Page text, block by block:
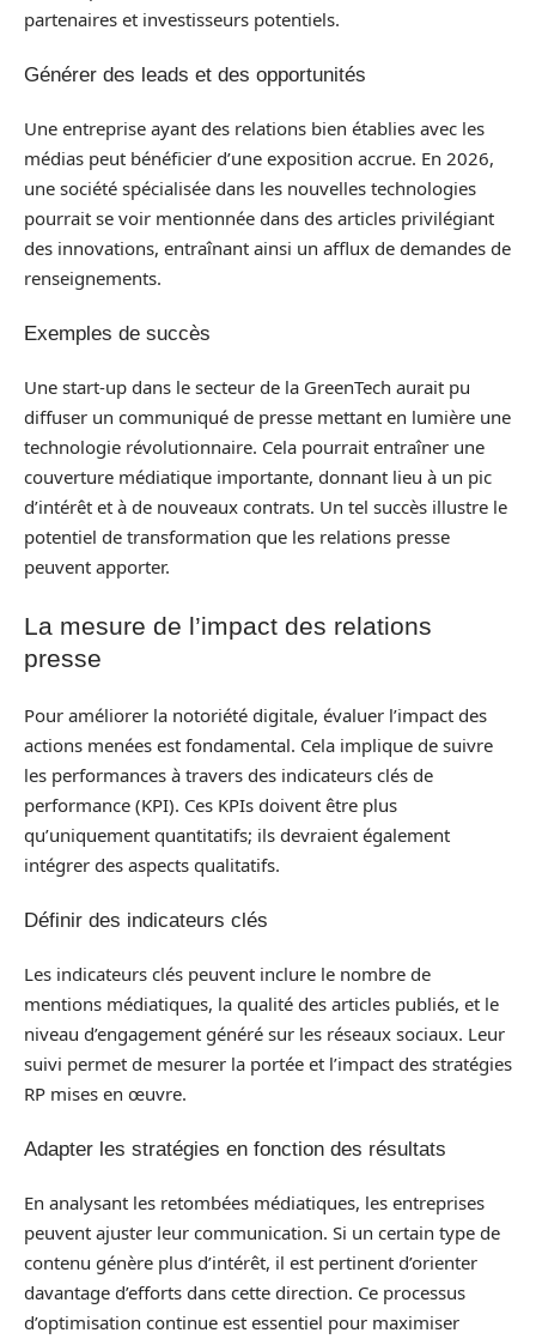
partenaires et investisseurs potentiels.
Générer des leads et des opportunités
Une entreprise ayant des relations bien établies avec les
médias peut bénéficier d’une exposition accrue. En 2026,
une société spécialisée dans les nouvelles technologies
pourrait se voir mentionnée dans des articles privilégiant
des innovations, entraînant ainsi un afflux de demandes de
renseignements.
Exemples de succès
Une start-up dans le secteur de la GreenTech aurait pu
diffuser un communiqué de presse mettant en lumière une
technologie révolutionnaire. Cela pourrait entraîner une
couverture médiatique importante, donnant lieu à un pic
d’intérêt et à de nouveaux contrats. Un tel succès illustre le
potentiel de transformation que les relations presse
peuvent apporter.
La mesure de l’impact des relations
presse
Pour améliorer la notoriété digitale, évaluer l’impact des
actions menées est fondamental. Cela implique de suivre
les performances à travers des indicateurs clés de
performance (KPI). Ces KPIs doivent être plus
qu’uniquement quantitatifs; ils devraient également
intégrer des aspects qualitatifs.
Définir des indicateurs clés
Les indicateurs clés peuvent inclure le nombre de
mentions médiatiques, la qualité des articles publiés, et le
niveau d’engagement généré sur les réseaux sociaux. Leur
suivi permet de mesurer la portée et l’impact des stratégies
RP mises en œuvre.
Adapter les stratégies en fonction des résultats
En analysant les retombées médiatiques, les entreprises
peuvent ajuster leur communication. Si un certain type de
contenu génère plus d’intérêt, il est pertinent d’orienter
davantage d’efforts dans cette direction. Ce processus
d’optimisation continue est essentiel pour maximiser